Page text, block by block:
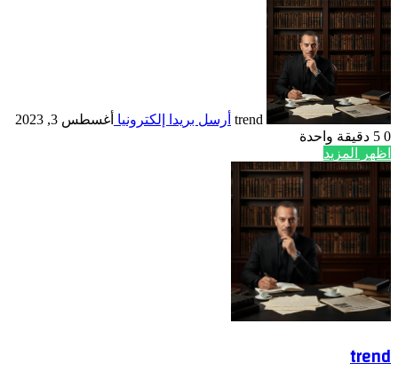
trend أرسل بريدا إلكترونيا أغسطس 3, 2023
0
دقيقة واحدة
اظهر المزيد
trend